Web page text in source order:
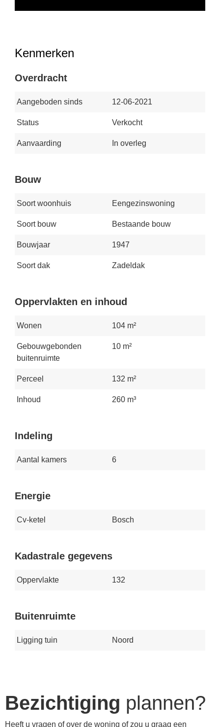
Kenmerken
Overdracht
Aangeboden sinds 12-06-2021
Status Verkocht
Aanvaarding In overleg
Bouw
Soort woonhuis Eengezinswoning
Soort bouw Bestaande bouw
Bouwjaar 1947
Soort dak Zadeldak
Oppervlakten en inhoud
Wonen 104 m²
Gebouwgebonden
buitenruimte
10 m²
Perceel 132 m²
Inhoud 260 m³
Indeling
Aantal kamers 6
Energie
Cv-ketel Bosch
Kadastrale gegevens
Oppervlakte 132
Buitenruimte
Ligging tuin Noord
Bezichtiging plannen?
Heeft u vragen of over de woning of zou u graag een